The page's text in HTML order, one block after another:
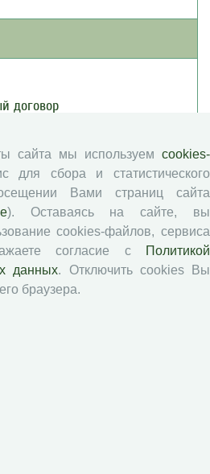
договор
персональных данных
сайта мы используем cookies-
для сбора и статистического
Вами страниц сайта
). Оставаясь на сайте, вы
cookies-файлов, сервиса
согласие с
Политикой
данных. Отключить cookies Вы
браузера.